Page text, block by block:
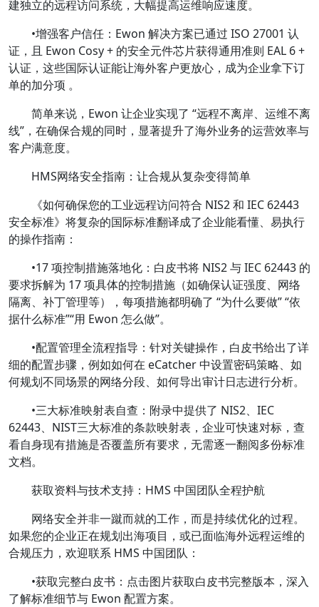
建独立的远程访问系统，大幅提高运维响应速度。
•增强客户信任：Ewon 解决方案已通过 ISO 27001 认
证，且 Ewon Cosy + 的安全元件芯片获得通用准则 EAL 6 +
认证，这些国际认证能让海外客户更放心，成为企业拿下订
单的加分项 。
简单来说，Ewon 让企业实现了 “远程不离岸、运维不离
线”，在确保合规的同时，显著提升了海外业务的运营效率与
客户满意度。
HMS网络安全指南：让合规从复杂变得简单
《如何确保您的工业远程访问符合 NIS2 和 IEC 62443
安全标准》将复杂的国际标准翻译成了企业能看懂、易执行
的操作指南：
•17 项控制措施落地化：白皮书将 NIS2 与 IEC 62443 的
要求拆解为 17 项具体的控制措施（如确保认证强度、网络
隔离、补丁管理等），每项措施都明确了 “为什么要做” “依
据什么标准”“用 Ewon 怎么做”。
•配置管理全流程指导：针对关键操作，白皮书给出了详
细的配置步骤，例如如何在 eCatcher 中设置密码策略、如
何规划不同场景的网络分段、如何导出审计日志进行分析。
•三大标准映射表自查：附录中提供了 NIS2、IEC
62443、NIST三大标准的条款映射表，企业可快速对标，查
看自身现有措施是否覆盖所有要求，无需逐一翻阅多份标准
文档。
获取资料与技术支持：HMS 中国团队全程护航
网络安全并非一蹴而就的工作，而是持续优化的过程。
如果您的企业正在规划出海项目，或已面临海外远程运维的
合规压力，欢迎联系 HMS 中国团队：
•获取完整白皮书：点击图片获取白皮书完整版本，深入
了解标准细节与 Ewon 配置方案。